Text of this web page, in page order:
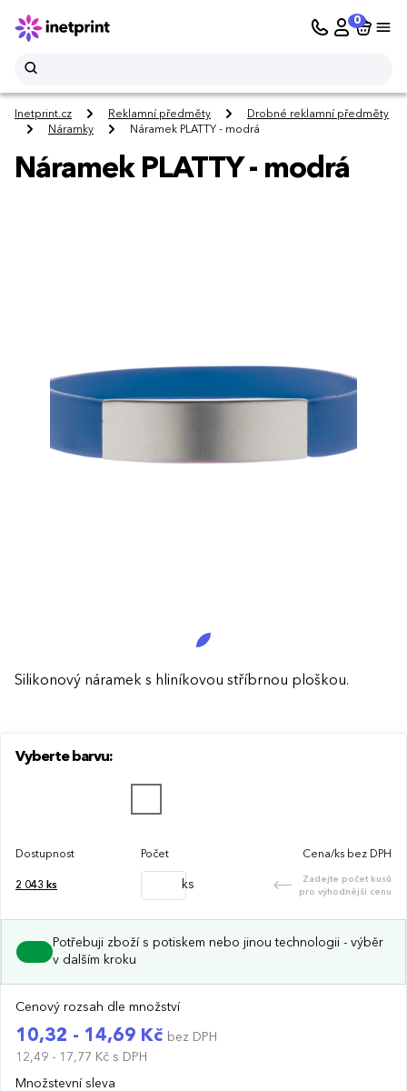
0
Inetprint.cz Reklamní předměty
Drobné reklamní předměty
Náramky
Náramek PLATTY - modrá
Náramek PLATTY - modrá
Silikonový náramek s hliníkovou stříbrnou ploškou.
Vyberte barvu:
Dostupnost Počet Cena/ks bez DPH
2 043 ks ks
Zadejte počet kusů
pro výhodnější cenu
Potřebuji zboží s potiskem nebo jinou technologii - výběr
v dalším kroku
Cenový rozsah dle množství
10,32 - 14,69 Kč bez DPH
12,49 - 17,77 Kč s DPH
Množstevní sleva